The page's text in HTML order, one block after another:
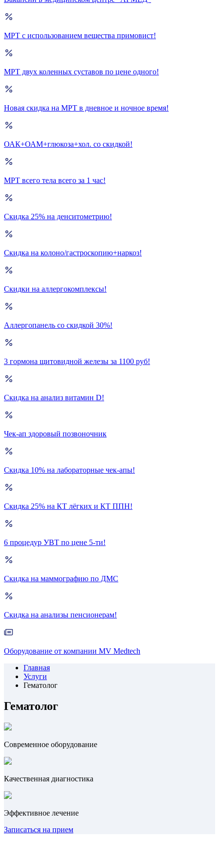
МРТ с использованием вещества примовист!
МРТ двух коленных суставов по цене одного!
Новая скидка на МРТ в дневное и ночное время!
ОАК+ОАМ+глюкоза+хол. со скидкой!
МРТ всего тела всего за 1 час!
Скидка 25% на денситометрию!
Скидка на колоно/гастроскопию+наркоз!
Скидки на аллергокомплексы!
Аллергопанель со скидкой 30%!
3 гормона щитовидной железы за 1100 руб!
Скидка на анализ витамин D!
Чек-ап здоровый позвоночник
Скидка 10% на лабораторные чек-апы!
Скидка 25% на КТ лёгких и КТ ППН!
6 процедур УВТ по цене 5-ти!
Скидка на маммографию по ДМС
Скидка на анализы пенсионерам!
Оборудование от компании MV Medtech
Главная
Услуги
Гематолог
Гематолог
Современное оборудование
Качественная диагностика
Эффективное лечение
Записаться на прием